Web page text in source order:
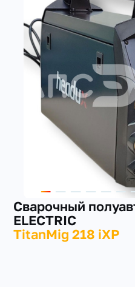
+7(351) 223-98-
заказать звонок
Сварочный
ELECTRIC
TitanMig 218 iXP